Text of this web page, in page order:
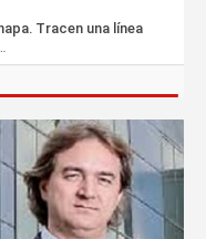
Tracen una línea